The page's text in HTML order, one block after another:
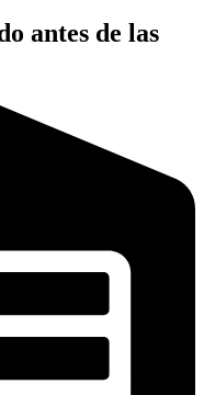
antes de las